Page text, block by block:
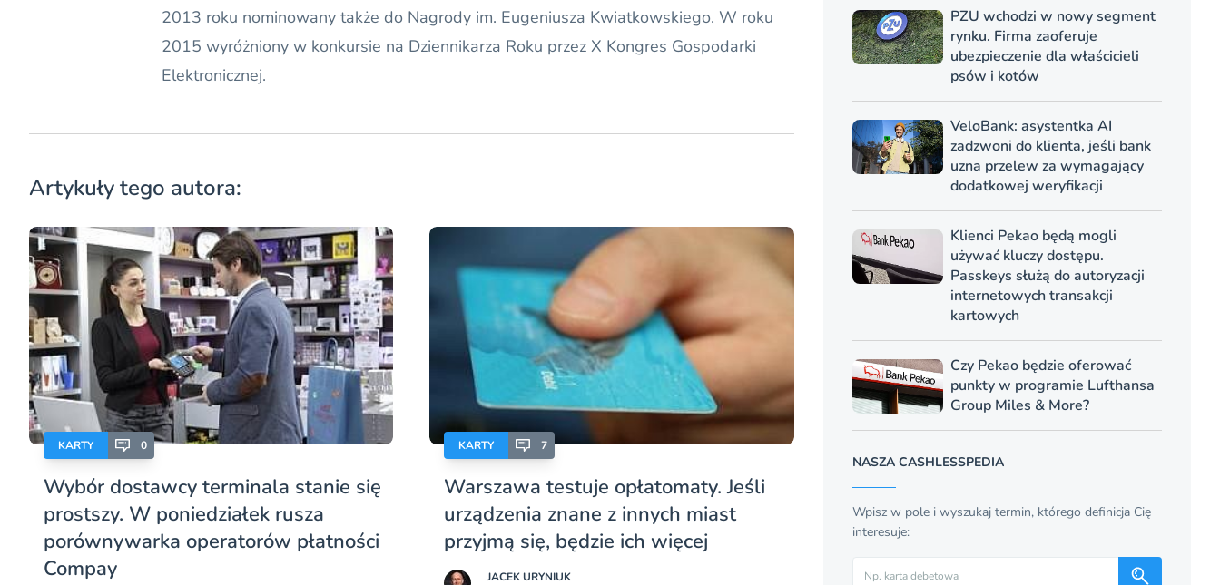
2013 roku nominowany także do Nagrody im. Eugeniusza Kwiatkowskiego. W roku
2015 wyróżniony w konkursie na Dziennikarza Roku przez X Kongres Gospodarki
Elektronicznej.
Artykuły tego autora:
KARTY 0
Wybór dostawcy terminala stanie się
prostszy. W poniedziałek rusza
porównywarka operatorów płatności
Compay
KARTY 7
Warszawa testuje opłatomaty. Jeśli
urządzenia znane z innych miast
przyjmą się, będzie ich więcej
JACEK URYNIUK
PZU wchodzi w nowy segment
rynku. Firma zaoferuje
ubezpieczenie dla właścicieli
psów i kotów
VeloBank: asystentka AI
zadzwoni do klienta, jeśli bank
uzna przelew za wymagający
dodatkowej weryfikacji
Klienci Pekao będą mogli
używać kluczy dostępu.
Passkeys służą do autoryzacji
internetowych transakcji
kartowych
Czy Pekao będzie oferować
punkty w programie Lufthansa
Group Miles & More?
NASZA CASHLESSPEDIA
Wpisz w pole i wyszukaj termin, którego definicja Cię
interesuje: